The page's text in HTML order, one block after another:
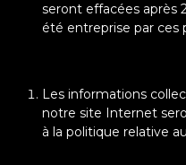
seront effacées après
été entreprise par ces
Les informations
notre site Internet
à la politique relative